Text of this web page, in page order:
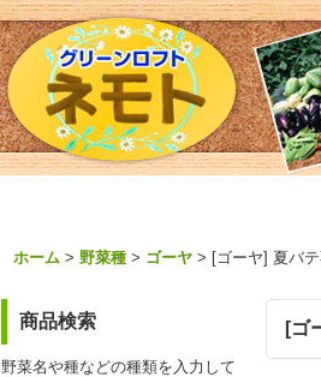
ホーム > 野菜種 > ゴーヤ > [ゴーヤ] 夏バ
商品検索
野菜名や種などの種類を入力して
[ゴ